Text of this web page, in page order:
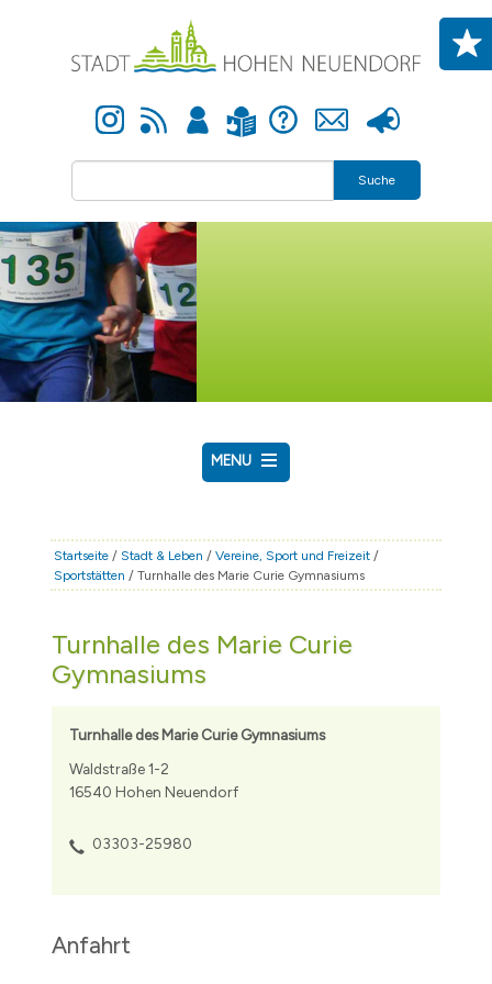
Instagram Newsfeed Anmelden Leichte Sprache Hilfe Kontakt Presse
Suche
MENU
RATHAUS & POLITIK
BÜRGERSERVICE
Startseite /Stadt & Leben /Vereine, Sport und Freizeit /
Sportstätten / Turnhalle des Marie Curie Gymnasiums
Turnhalle des Marie Curie
Gymnasiums
Turnhalle des Marie Curie Gymnasiums
Waldstraße 1-2
16540 Hohen Neuendorf
03303-25980
Anfahrt